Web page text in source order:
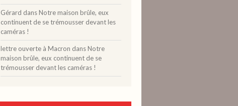
Gérard dansNotre maison brûle, eux
continuent de se trémousser devant les
caméras !
lettre ouverte à Macron dansNotre
maison brûle, eux continuent de se
trémousser devant les caméras !